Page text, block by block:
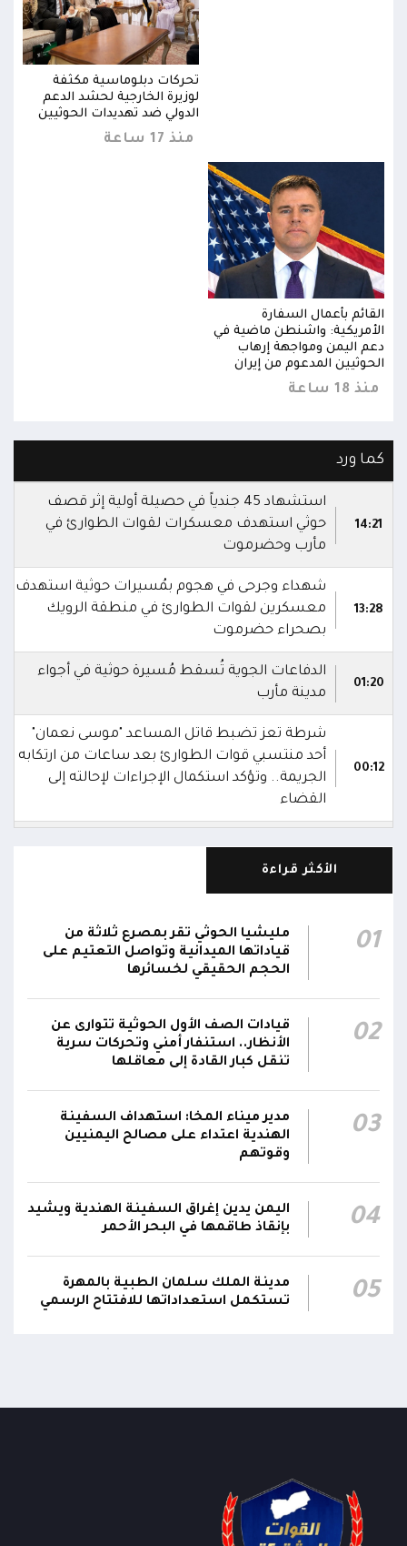
تحركات دبلوماسية مكثفة
لوزيرة الخارجية لحشد الدعم
الدولي ضد تهديدات الحوثيين
منذ 17 ساعة
القائم بأعمال السفارة
الأمريكية: واشنطن ماضية في
دعم اليمن ومواجهة إرهاب
الحوثيين المدعوم من إيران
منذ 18 ساعة
كما ورد
14:21
استشهاد 45 جندياً في حصيلة أولية إثر قصف
حوثي استهدف معسكرات لقوات الطوارئ في
مأرب وحضرموت
13:28
شهداء وجرحى في هجوم بمُسيرات حوثية استهدف
معسكرين لقوات الطوارئ في منطقة الرويك
بصحراء حضرموت
01:20
الدفاعات الجوية تُسقط مُسيرة حوثية في أجواء
مدينة مأرب
00:12
شرطة تعز تضبط قاتل المساعد "موسى نعمان"
أحد منتسبي قوات الطوارئ بعد ساعات من ارتكابه
الجريمة.. وتؤكد استكمال الإجراءات لإحالته إلى
القضاء
وتجهيز 11 منشأة صحية في لحج والضالع
22:01
الحوثيون يزعمون استهداف ثاني ناقلة نفط
سعودية خلال 24 ساعة بصاروخ باليستي في خليج
21:45
الانتهاء وإمدادات الغاز ستعود تدريجياً لتغطية
احتياجات كافة المحافظات
21:18
رئيس مجلس القيادة يُصدر قراراً بتعيين يحيى
محمد كزمان وكيلاً لقطاع الأمن الداخلي، وأحمد
سعد السقطري وكيلاً لقطاع الأمن الخارجي؛ في
الجهاز المركزي لأمن الدولة
الأكثر قراءة
01
مليشيا الحوثي تقر بمصرع ثلاثة من
قياداتها الميدانية وتواصل التعتيم على
الحجم الحقيقي لخسائرها
02
قيادات الصف الأول الحوثية تتوارى عن
الأنظار.. استنفار أمني وتحركات سرية
تنقل كبار القادة إلى معاقلها
03
مدير ميناء المخا: استهداف السفينة
الهندية اعتداء على مصالح اليمنيين
وقوتهم
04
اليمن يدين إغراق السفينة الهندية ويشيد
بإنقاذ طاقمها في البحر الأحمر
05
مدينة الملك سلمان الطبية بالمهرة
تستكمل استعداداتها للافتتاح الرسمي